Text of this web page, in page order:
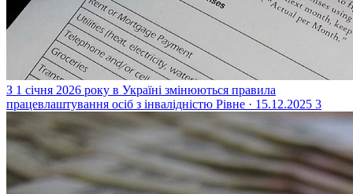
З 1 січня 2026 року в Україні змінюються правила
працевлаштування осіб з інвалідністю Рівне · 15.12.2025 3